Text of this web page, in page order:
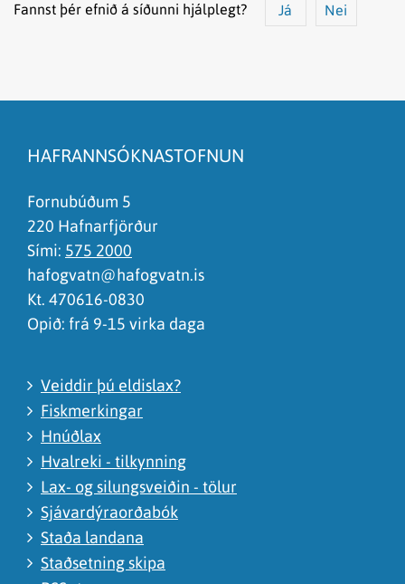
Fannst þér efnið á síðunni hjálplegt? Já Nei
Það er of mikið efni á síðunni
Ég skil ekki efnið, finnst það of flókið
HAFRANNSÓKNASTOFNUN
Fornubúðum 5
220 Hafnarfjörður
Sími: 575 2000
hafogvatn@hafogvatn.is
Kt. 470616-0830
Opið: frá 9-15 virka daga
Veiddir þú eldislax?
Fiskmerkingar
Hnúðlax
Hvalreki - tilkynning
Lax- og silungsveiðin - tölur
Sjávardýraorðabók
Staða landana
Staðsetning skipa